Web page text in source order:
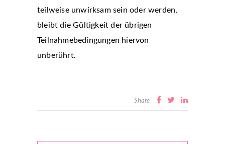
teilweise unwirksam sein oder werden,
bleibt die Gültigkeit der übrigen
Teilnahmebedingungen hiervon
unberührt.
Share